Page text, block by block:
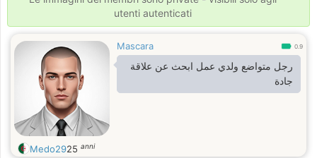
utenti autenticati
Mascara 0.9
رجل متواضع ولدي عمل ابحث عن علاقة
جادة
Medo2925 anni